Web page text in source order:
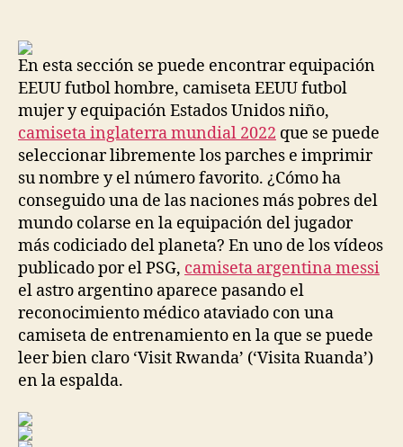
En esta sección se puede encontrar equipación
EEUU futbol hombre, camiseta EEUU futbol
mujer y equipación Estados Unidos niño,
camiseta inglaterra mundial 2022 que se puede
seleccionar libremente los parches e imprimir
su nombre y el número favorito. ¿Cómo ha
conseguido una de las naciones más pobres del
mundo colarse en la equipación del jugador
más codiciado del planeta? En uno de los vídeos
publicado por el PSG, camiseta argentina messi
el astro argentino aparece pasando el
reconocimiento médico ataviado con una
camiseta de entrenamiento en la que se puede
leer bien claro ‘Visit Rwanda’ (‘Visita Ruanda’)
en la espalda.